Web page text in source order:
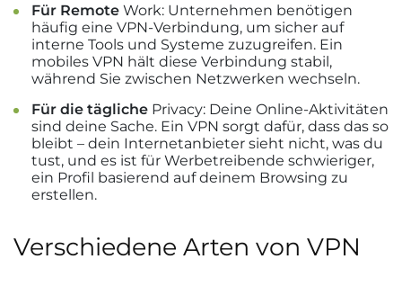
Für Remote Work: Unternehmen benötigen
häufig eine VPN-Verbindung, um sicher auf
interne Tools und Systeme zuzugreifen. Ein
mobiles VPN hält diese Verbindung stabil,
während Sie zwischen Netzwerken wechseln.
Für die tägliche Privacy: Deine Online-Aktivitäten
sind deine Sache. Ein VPN sorgt dafür, dass das so
bleibt – dein Internetanbieter sieht nicht, was du
tust, und es ist für Werbetreibende schwieriger,
ein Profil basierend auf deinem Browsing zu
erstellen.
Verschiedene Arten von VPN